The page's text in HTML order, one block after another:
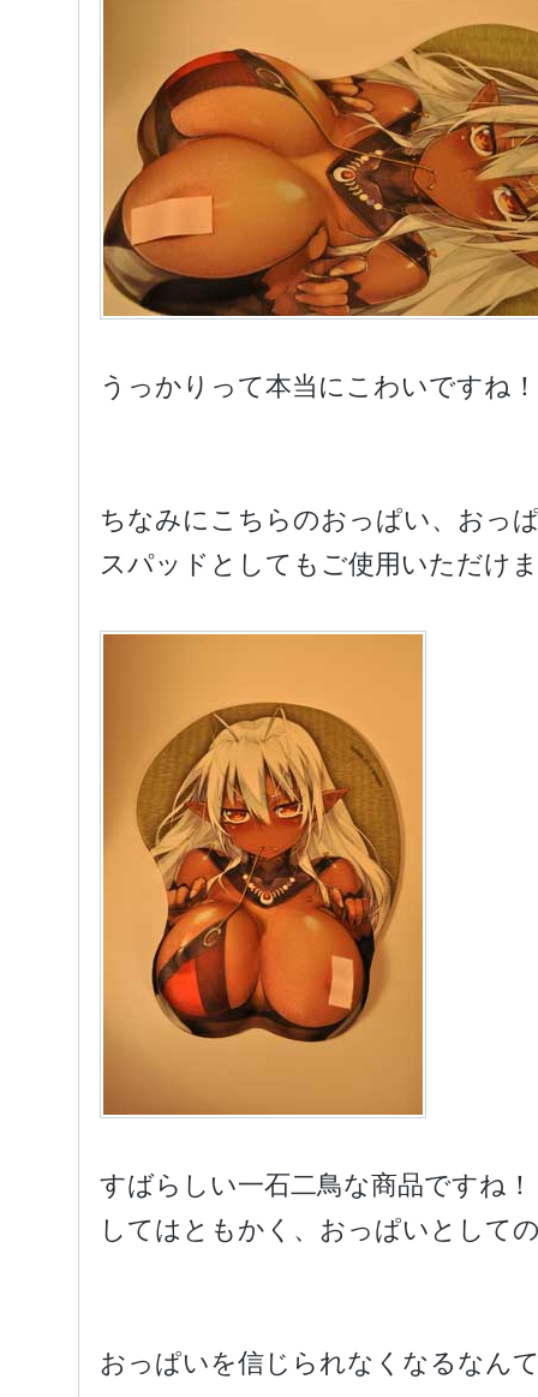
うっかりって本当にこわいですね！
ちなみにこちらのおっぱい、おっ
スパッドとしてもご使用いただけ
すばらしい一石二鳥な商品です
してはともかく、おっぱいとして
おっぱいを信じられなくなるなん